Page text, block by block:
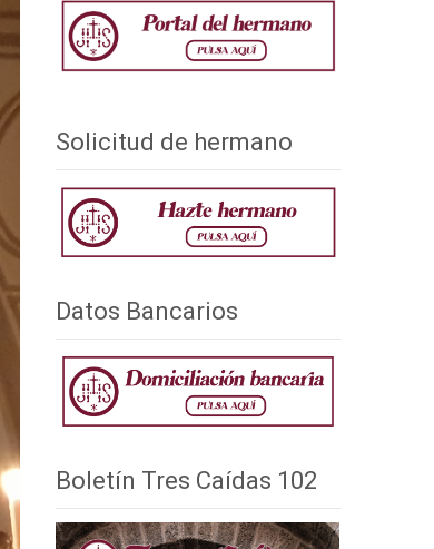
Solicitud de hermano
Datos Bancarios
Boletín Tres Caídas 102